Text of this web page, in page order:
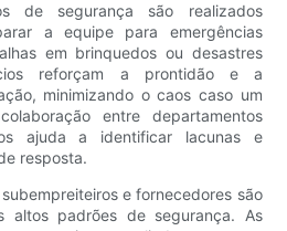
de segurança são realizados
a equipe para emergências
em brinquedos ou desastres
reforçam a prontidão e a
minimizando o caos caso um
entre departamentos
ajuda a identificar lacunas e
resposta.
e fornecedores são
altos padrões de segurança. As